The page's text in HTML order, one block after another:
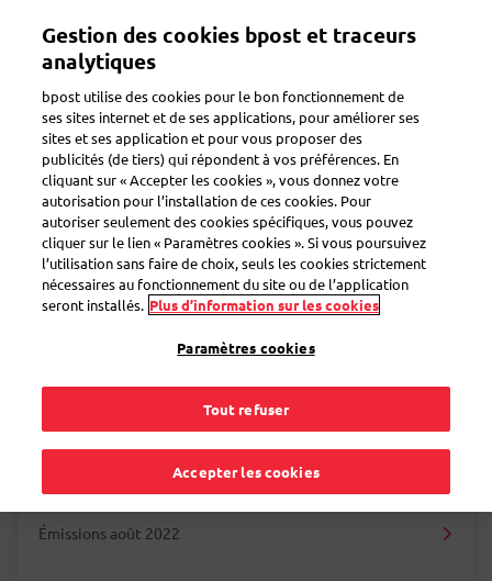
contenu
Mon compte
Zoeken
Retour
Timbres-poste belges - 2022
Émissions janvier 2022
Émissions juin 2022
Émissions août 2022
Gestion des cookies bpost et traceurs
analytiques
bpost utilise des cookies pour le bon fonctionnement de
ses sites internet et de ses applications, pour améliorer ses
sites et ses application et pour vous proposer des
publicités (de tiers) qui répondent à vos préférences. En
cliquant sur « Accepter les cookies », vous donnez votre
autorisation pour l’installation de ces cookies. Pour
autoriser seulement des cookies spécifiques, vous pouvez
cliquer sur le lien « Paramètres cookies ». Si vous poursuivez
l’utilisation sans faire de choix, seuls les cookies strictement
nécessaires au fonctionnement du site ou de l’application
seront installés. Plus d’information sur les cookies
Paramètres cookies
Tout refuser
Accepter les cookies